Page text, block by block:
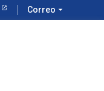
Correo arrow_drop_down